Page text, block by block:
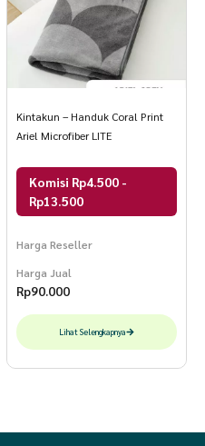
Kintakun – Handuk Coral Print
Ariel Microfiber LITE
Komisi Rp4.500 -
Rp13.500
Harga Reseller
Harga Jual
Rp90.000
Lihat Selengkapnya